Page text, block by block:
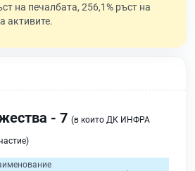
на печалбата, 256,1% ръст на
активите.
- 7 (в които ДК ИНФРА